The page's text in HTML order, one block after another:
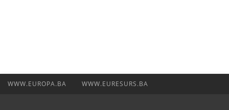
WWW.EUROPA.BA WWW.EURESURS.BA